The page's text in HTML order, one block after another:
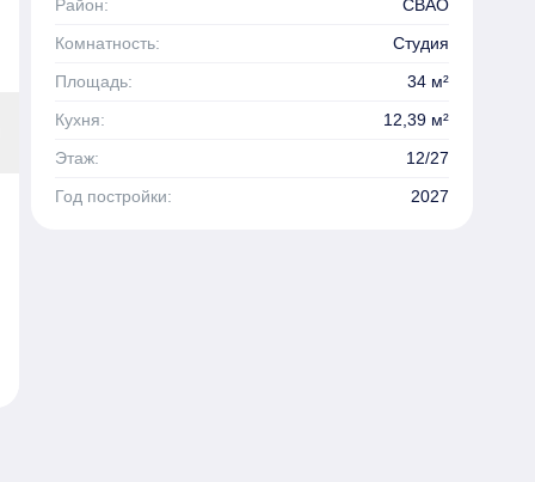
Район:
СВАО
Комнатность:
Студия
Площадь:
34 м²
Кухня:
12,39 м²
Этаж:
12/27
Год постройки:
2027